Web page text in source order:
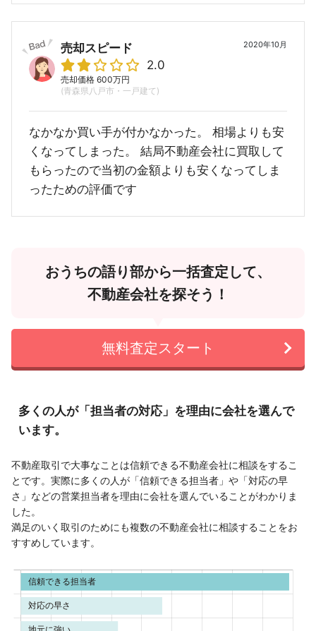
2020年10月
売却スピード
2.0
売却価格 600万円
(青森県八戸市・一戸建て)
なかなか買い手が付かなかった。 相場よりも安
くなってしまった。 結局不動産会社に買取して
もらったので当初の金額よりも安くなってしま
ったための評価です
おうちの語り部から一括査定して、
不動産会社を探そう！
無料査定スタート
多くの人が「担当者の対応」を理由に会社を選んで
います。
不動産取引で大事なことは信頼できる不動産会社に相談をするこ
とです。実際に多くの人が「信頼できる担当者」や「対応の早
さ」などの営業担当者を理由に会社を選んでいることがわかりま
した。
満足のいく取引のためにも複数の不動産会社に相談することをお
すすめしています。